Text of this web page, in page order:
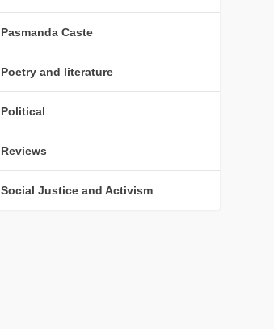
Pasmanda Caste
Poetry and literature
Political
Reviews
Social Justice and Activism